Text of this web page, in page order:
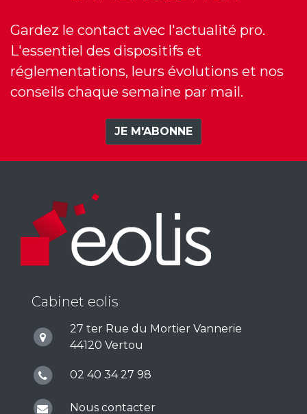
Gardez le contact avec l'actualité pro.
L'essentiel des dispositifs et
réglementations, leurs évolutions et nos
conseils chaque semaine par mail.
JE M'ABONNE
Cabinet eolis
27 ter Rue du Mortier Vannerie
44120 Vertou
02 40 34 27 98
Nous contacter